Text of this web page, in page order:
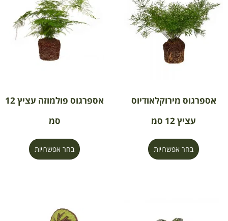
אספרגוס מירוקלאודיוס
עציץ 12 סמ
בחר אפשרויות
אספרגוס פולמוזה עציץ 12
סמ
בחר אפשרויות